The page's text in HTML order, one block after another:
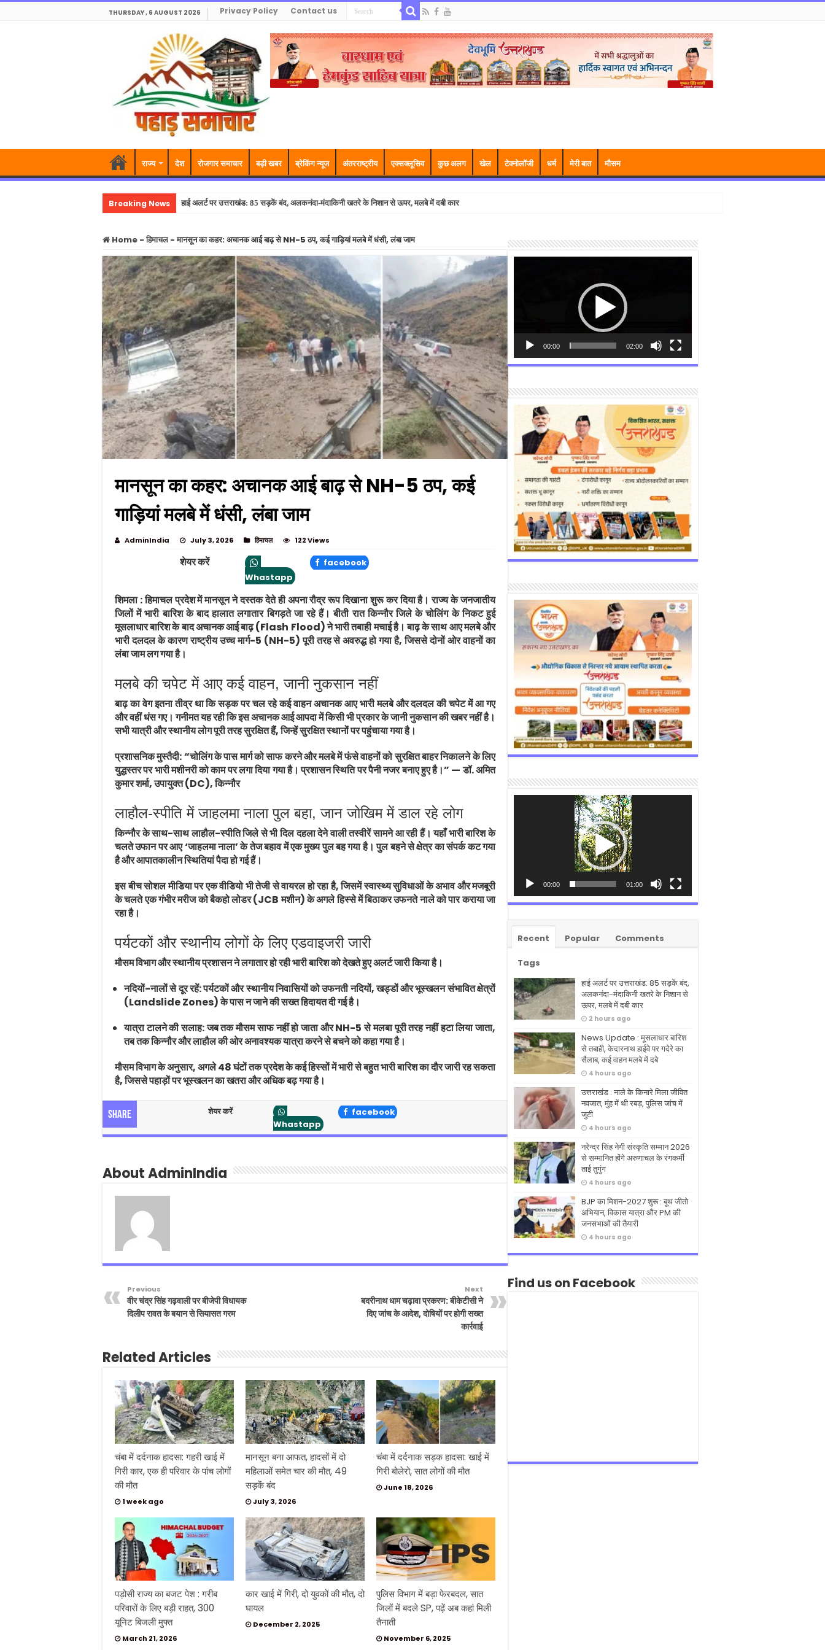
THURSDAY , 6 AUGUST 2026 Privacy Policy Contact us
राज्य देश रोजगार समाचार बड़ी खबर ब्रेकिंग न्यूज अंतरराष्ट्रीय एक्सक्लूसिव कुछ अलग खेल टेक्नोलॉजी धर्म मेरी बात मौसम
Breaking News हाई अलर्ट पर उत्तराखंड: 85 सड़कें बंद, अलकनंदा-मंदाकिनी खतरे के निशान से ऊपर, मलबे में दबी कार
Home - हिमाचल - मानसून का कहर: अचानक आई बाढ़ से NH-5 ठप, कई गाड़ियां मलबे में धंसी, लंबा जाम
मानसून का कहर: अचानक आई बाढ़ से NH-5 ठप, कई
गाड़ियां मलबे में धंसी, लंबा जाम
AdminIndia July 3, 2026 हिमाचल 122 Views
शेयर करें
Whastapp
facebook
शिमला :हिमाचल प्रदेश में मानसून ने दस्तक देते ही अपना रौद्र रूप दिखाना शुरू कर दिया है। राज्य के जनजातीय
जिलों में भारी बारिश के बाद हालात लगातार बिगड़ते जा रहे हैं। बीती रात किन्नौर जिले के चोलिंग के निकट हुई
मूसलाधार बारिश के बाद अचानक आई बाढ़ (Flash Flood) ने भारी तबाही मचाई है। बाढ़ के साथ आए मलबे और
भारी दलदल के कारण राष्ट्रीय उच्च मार्ग-5 (NH-5) पूरी तरह से अवरुद्ध हो गया है, जिससे दोनों ओर वाहनों का
लंबा जाम लग गया है।
मलबे की चपेट में आए कई वाहन, जानी नुकसान नहीं
बाढ़ का वेग इतना तीव्र था कि सड़क पर चल रहे कई वाहन अचानक आए भारी मलबे और दलदल की चपेट में आ गए
और वहीं धंस गए। गनीमत यह रही कि इस अचानक आई आपदा में किसी भी प्रकार के जानी नुकसान की खबर नहीं है।
सभी यात्री और स्थानीय लोग पूरी तरह सुरक्षित हैं, जिन्हें सुरक्षित स्थानों पर पहुंचाया गया है।
प्रशासनिक मुस्तैदी: “चोलिंग के पास मार्ग को साफ करने और मलबे में फंसे वाहनों को सुरक्षित बाहर निकालने के लिए
युद्धस्तर पर भारी मशीनरी को काम पर लगा दिया गया है। प्रशासन स्थिति पर पैनी नजर बनाए हुए है।” — डॉ. अमित
कुमार शर्मा, उपायुक्त (DC), किन्नौर
लाहौल-स्पीति में जाहलमा नाला पुल बहा, जान जोखिम में डाल रहे लोग
किन्नौर के साथ-साथ लाहौल-स्पीति जिले से भी दिल दहला देने वाली तस्वीरें सामने आ रही हैं। यहाँ भारी बारिश के
चलते उफान पर आए ‘जाहलमा नाला’ के तेज बहाव में एक मुख्य पुल बह गया है। पुल बहने से क्षेत्र का संपर्क कट गया
है और आपातकालीन स्थितियां पैदा हो गई हैं।
इस बीच सोशल मीडिया पर एक वीडियो भी तेजी से वायरल हो रहा है, जिसमें स्वास्थ्य सुविधाओं के अभाव और मजबूरी
के चलते एक गंभीर मरीज को बैकहो लोडर (JCB मशीन) के अगले हिस्से में बिठाकर उफनते नाले को पार कराया जा
रहा है।
पर्यटकों और स्थानीय लोगों के लिए एडवाइजरी जारी
मौसम विभाग और स्थानीय प्रशासन ने लगातार हो रही भारी बारिश को देखते हुए अलर्ट जारी किया है।
नदियों-नालों से दूर रहें: पर्यटकों और स्थानीय निवासियों को उफनती नदियों, खड्डों और भूस्खलन संभावित क्षेत्रों
(Landslide Zones) के पास न जाने की सख्त हिदायत दी गई है।
यात्रा टालने की सलाह: जब तक मौसम साफ नहीं हो जाता और NH-5 से मलबा पूरी तरह नहीं हटा लिया जाता,
तब तक किन्नौर और लाहौल की ओर अनावश्यक यात्रा करने से बचने को कहा गया है।
मौसम विभाग के अनुसार, अगले 48 घंटों तक प्रदेश के कई हिस्सों में भारी से बहुत भारी बारिश का दौर जारी रह सकता
है, जिससे पहाड़ों पर भूस्खलन का खतरा और अधिक बढ़ गया है।
Share
शेयर करें
Whastapp
facebook
About AdminIndia
Previous
वीर चंद्र सिंह गढ़वाली पर बीजेपी विधायक
दिलीप रावत के बयान से सियासत गरम
Next
बदरीनाथ धाम चढ़ावा प्रकरण: बीकेटीसी ने
दिए जांच के आदेश, दोषियों पर होगी सख्त
कार्रवाई
Related Articles
चंबा में दर्दनाक हादसा: गहरी खाई में
गिरी कार, एक ही परिवार के पांच लोगों
की मौत
1 week ago
मानसून बना आफत, हादसों में दो
महिलाओं समेत चार की मौत, 49
सड़कें बंद
July 3, 2026
चंबा में दर्दनाक सड़क हादसा: खाई में
गिरी बोलेरो, सात लोगों की मौत
June 18, 2026
पड़ोसी राज्य का बजट पेश : गरीब
परिवारों के लिए बड़ी राहत, 300
यूनिट बिजली मुफ्त
March 21, 2026
कार खाई में गिरी, दो युवकों की मौत, दो
घायल
December 2, 2025
पुलिस विभाग में बड़ा फेरबदल, सात
जिलों में बदले SP, पढ़ें अब कहां मिली
तैनाती
November 6, 2025
00:00 02:00
00:00 01:00
Recent Popular Comments
Tags
हाई अलर्ट पर उत्तराखंड: 85 सड़कें बंद,
अलकनंदा-मंदाकिनी खतरे के निशान से
ऊपर, मलबे में दबी कार
2 hours ago
News Update : मूसलाधार बारिश
से तबाही, केदारनाथ हाईवे पर गदेरे का
सैलाब, कई वाहन मलबे में दबे
4 hours ago
उत्तराखंड : नाले के किनारे मिला जीवित
नवजात, मुंह में थी रबड़, पुलिस जांच में
जुटी
4 hours ago
नरेन्द्र सिंह नेगी संस्कृति सम्मान 2026
से सम्मानित होंगे अरुणाचल के रंगकर्मी
ताई तुगुंग
4 hours ago
BJP का मिशन-2027 शुरू : बूथ जीतो
अभियान, विकास यात्रा और PM की
जनसभाओं की तैयारी
4 hours ago
Find us on Facebook